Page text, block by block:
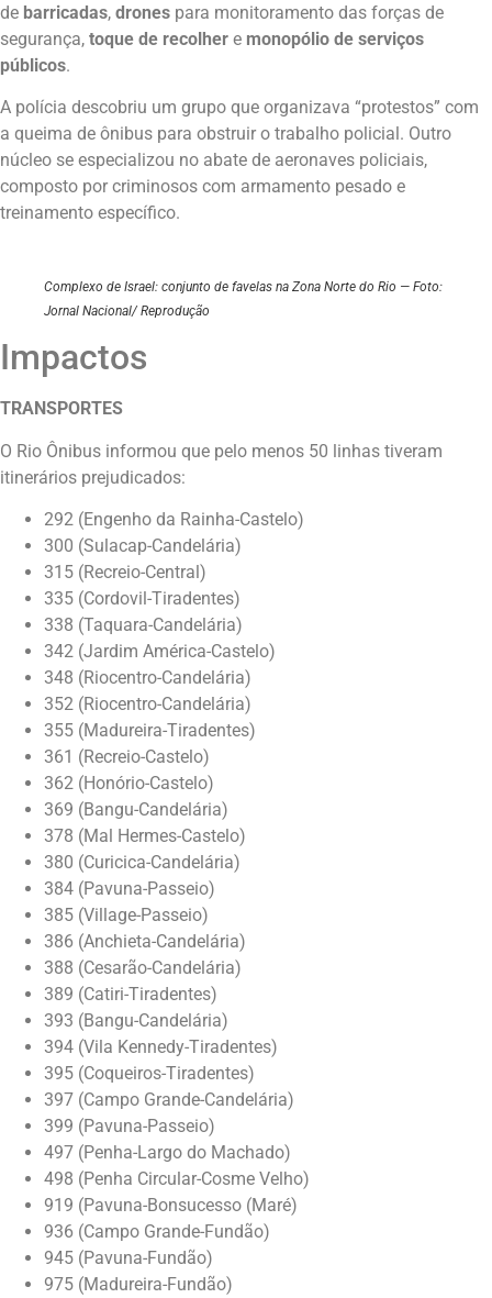
de barricadas, drones para monitoramento das forças de
segurança, toque de recolher e monopólio de serviços
públicos.
A polícia descobriu um grupo que organizava “protestos” com
a queima de ônibus para obstruir o trabalho policial. Outro
núcleo se especializou no abate de aeronaves policiais,
composto por criminosos com armamento pesado e
treinamento específico.
Complexo de Israel: conjunto de favelas na Zona Norte do Rio — Foto:
Jornal Nacional/ Reprodução
Impactos
TRANSPORTES
O Rio Ônibus informou que pelo menos 50 linhas tiveram
itinerários prejudicados:
292 (Engenho da Rainha-Castelo)
300 (Sulacap-Candelária)
315 (Recreio-Central)
335 (Cordovil-Tiradentes)
338 (Taquara-Candelária)
342 (Jardim América-Castelo)
348 (Riocentro-Candelária)
352 (Riocentro-Candelária)
355 (Madureira-Tiradentes)
361 (Recreio-Castelo)
362 (Honório-Castelo)
369 (Bangu-Candelária)
378 (Mal Hermes-Castelo)
380 (Curicica-Candelária)
384 (Pavuna-Passeio)
385 (Village-Passeio)
386 (Anchieta-Candelária)
388 (Cesarão-Candelária)
389 (Catiri-Tiradentes)
393 (Bangu-Candelária)
394 (Vila Kennedy-Tiradentes)
395 (Coqueiros-Tiradentes)
397 (Campo Grande-Candelária)
399 (Pavuna-Passeio)
497 (Penha-Largo do Machado)
498 (Penha Circular-Cosme Velho)
919 (Pavuna-Bonsucesso (Maré)
936 (Campo Grande-Fundão)
945 (Pavuna-Fundão)
975 (Madureira-Fundão)